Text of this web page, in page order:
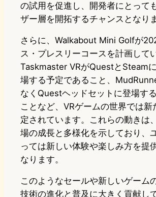
の試用を促進し、開発者にとって
ザー層を開拓するチャンスとなりま
さらに、Walkabout Mini Golfが
ス・プレスリーコースを計画して
Taskmaster VRがQuestとSteam
場する予定であること、
なくQuestヘッドセットに登場す
ことなど、VRゲームの世界では新
定されています。これらの動きは
場の成長と多様化を示しており、
っては新しい体験や楽しみ方を提
なります。
このようなセールや新しいゲーム
技術の進化と普及に大きく貢献し